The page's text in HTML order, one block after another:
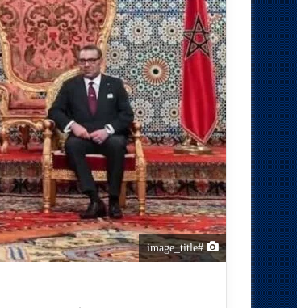
#image_title